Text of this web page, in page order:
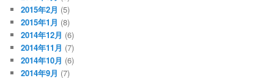
2015年2月 (5)
2015年1月 (8)
2014年12月 (6)
2014年11月 (7)
2014年10月 (6)
2014年9月 (7)